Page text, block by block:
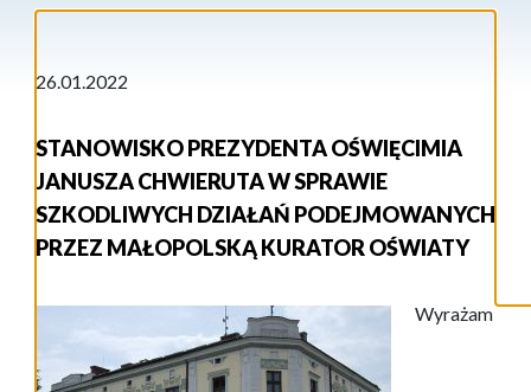
26.01.2022
STANOWISKO PREZYDENTA OŚWIĘCIMIA
JANUSZA CHWIERUTA W SPRAWIE
SZKODLIWYCH DZIAŁAŃ PODEJMOWANYCH
PRZEZ MAŁOPOLSKĄ KURATOR OŚWIATY
Wyrażam